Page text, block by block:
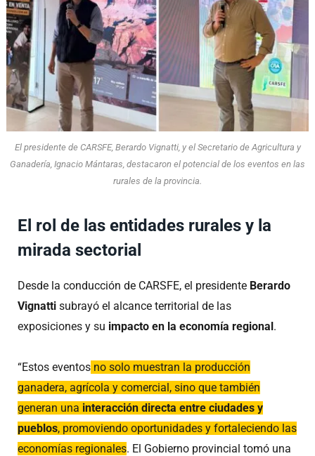
El presidente de CARSFE, Berardo Vignatti, y el Secretario de Agricultura y
Ganadería, Ignacio Mántaras, destacaron el potencial de los eventos en las
rurales de la provincia.
El rol de las entidades rurales y la
mirada sectorial
Desde la conducción de CARSFE, el presidente Berardo
Vignatti subrayó el alcance territorial de las
exposiciones y su impacto en la economía regional.
“Estos eventos no solo muestran la producción
ganadera, agrícola y comercial, sino que también
generan una interacción directa entre ciudades y
pueblos, promoviendo oportunidades y fortaleciendo las
economías regionales. El Gobierno provincial tomó una